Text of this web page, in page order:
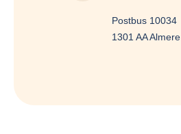
Postbus 10034
1301 AA Almere